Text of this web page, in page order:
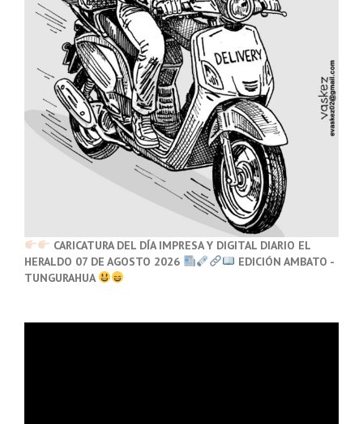
CARICATURA DEL DÍA IMPRESA Y DIGITAL DIARIO EL
HERALDO 07 DE AGOSTO 2026
EDICIÓN AMBATO -
TUNGURAHUA